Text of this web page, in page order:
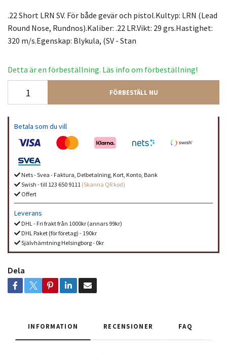
.22 Short LRN SV. För både gevär och pistol.Kultyp: LRN (Lead
Round Nose, Rundnos).Kaliber: .22 LR.Vikt: 29 grs.Hastighet:
320 m/s.Egenskap: Blykula, (SV - Stan
Detta är en förbeställning. Läs info om förbeställning!
FÖRBESTÄLL NU
Betala som du vill
Nets - Svea - Faktura, Delbetalning, Kort, Konto, Bank
Swish - till 123 650 9111 (Skanna QR kod)
Offert
Leverans
DHL - Fri frakt från 1000kr (annars 99kr)
DHL Paket (för företag) - 190kr
Självhämtning Helsingborg - 0kr
Dela
INFORMATION RECENSIONER FAQ